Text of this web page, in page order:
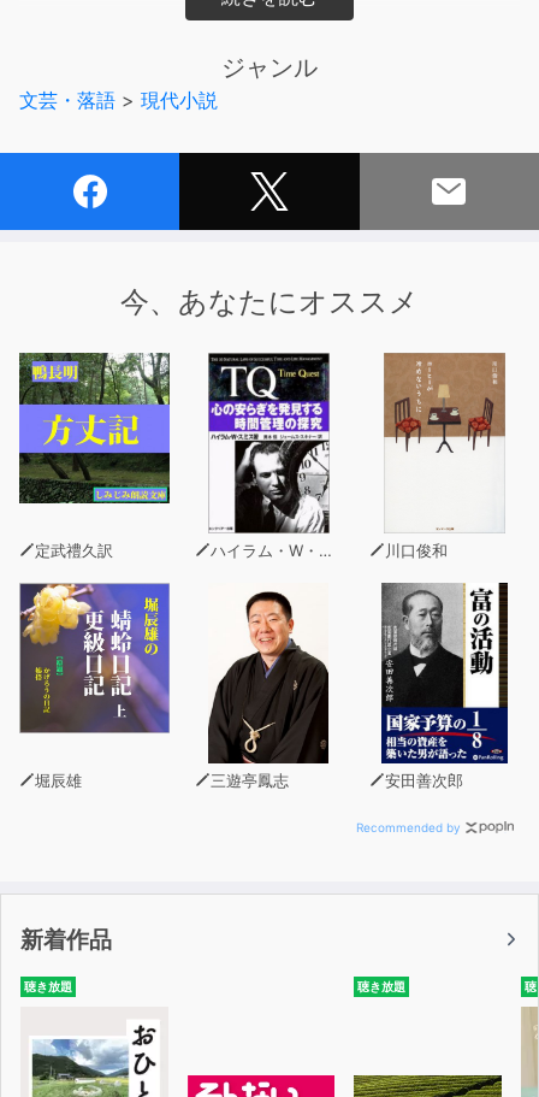
人が置かれたポジションによって
「異職怪談」を著し、多様な職業別怪談を集める怪談作家
が
【収録エピソード】
うのだが…塩ラーメン
りしていると、ベルトコンベアーから異様なものが運ばれ
てきて…ゴミ処理場
04：勢いで借りた古民家に店舗を移した古物商のIさん。
初めは気付かなかった備え付けの年代物の風鈴を来る客ご
とに見せていたが…南部風鈴
05：一人死ぬと十日以内にあと二人死ぬ。自分の町内だ
けに伝わっていた言い伝えを怪談会で話したところ…呪い
06：家業の神職修行のため派遣された神社。宮司の子供
のこっくりさん遊びのお膳立てまでさせられていたのだ
が…呼ばれた狐
07：「あの話、障ります？」 怪談本の編集者からかか
ってきた1本の電話。そう聞いてきた理由を聞いてみる
08：Iさんのライフワーク。それはタブーを侵した結果を
ジャンル
文芸・落語 > 現代小説
今、あなたにオススメ
定武禮久訳 ハイラム・W・スミス 川口俊和
堀辰雄 三遊亭鳳志 安田善次郎
Recommended by
新着作品
聴き放題 聴き放題 聴